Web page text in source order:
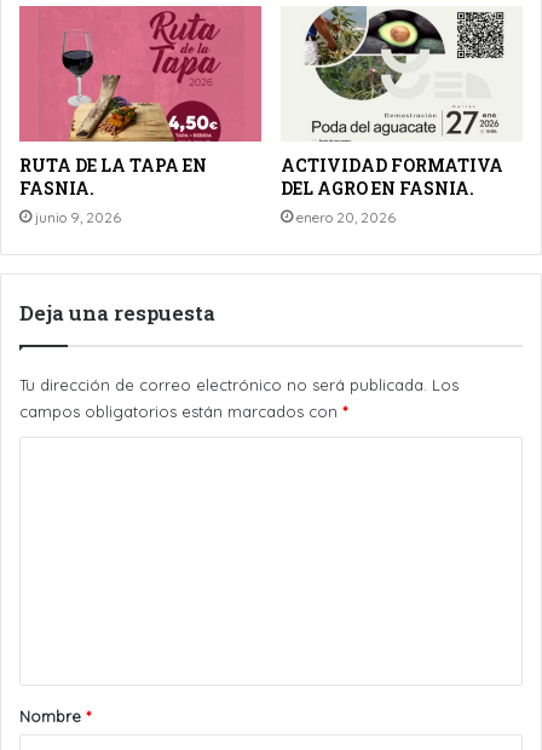
RUTA DE LA TAPA EN
FASNIA.
junio 9, 2026
ACTIVIDAD FORMATIVA
DEL AGRO EN FASNIA.
enero 20, 2026
Deja una respuesta
Tu dirección de correo electrónico no será publicada. Los
campos obligatorios están marcados con *
rNombre *